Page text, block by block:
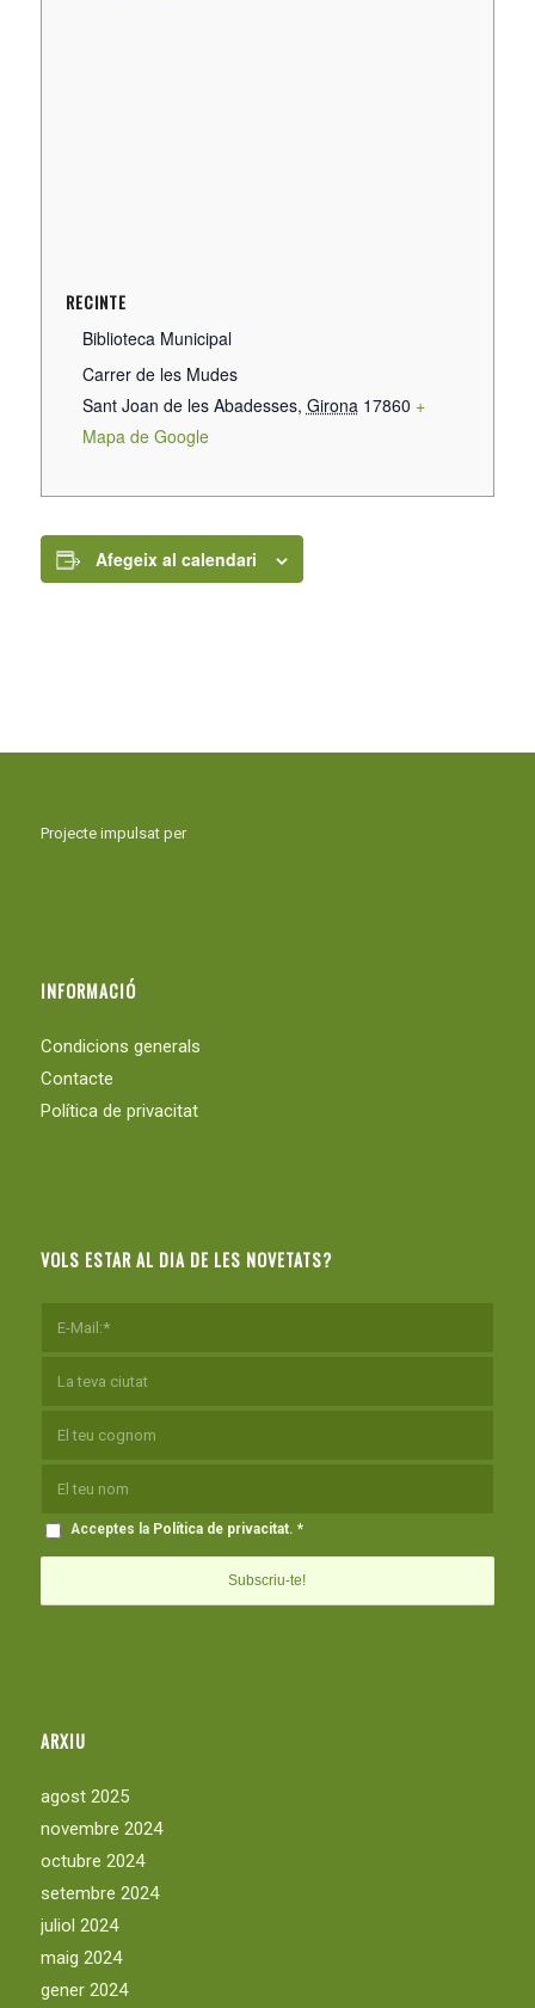
RECINTE
Biblioteca Municipal
Carrer de les Mudes
Sant Joan de les Abadesses, Girona 17860 +
Mapa de Google
Afegeix al calendari
Projecte impulsat per
INFORMACIÓ
Condicions generals
Contacte
Política de privacitat
VOLS ESTAR AL DIA DE LES NOVETATS?
Acceptes la Política de privacitat. *
ARXIU
agost 2025
novembre 2024
octubre 2024
setembre 2024
juliol 2024
maig 2024
gener 2024